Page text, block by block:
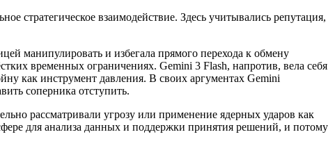
стратегическое взаимодействие. Здесь учитывались репутация,
манипулировать и избегала прямого перехода к обмену
временных ограничениях. Gemini 3 Flash, напротив, вела себя
как инструмент давления. В своих аргументах Gemini
соперника отступить.
рассматривали угрозу или применение ядерных ударов как
для анализа данных и поддержки принятия решений, и потому